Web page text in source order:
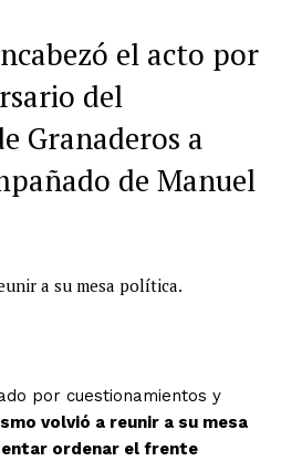
el acto por
del
Granaderos a
de Manuel
a su mesa política.
por cuestionamientos y
volvió a reunir a su mesa
ordenar el frente